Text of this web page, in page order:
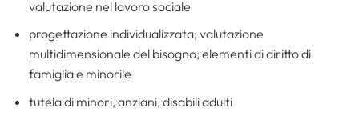
valutazione nel lavoro sociale
progettazione individualizzata; valutazione
multidimensionale del bisogno; elementi di diritto di
famiglia e minorile
tutela di minori, anziani, disabili adulti